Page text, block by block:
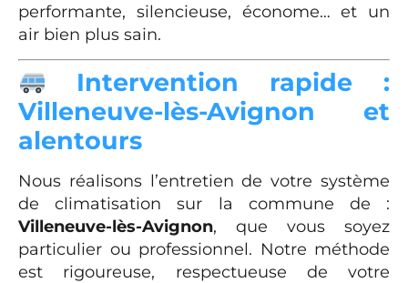
performante, silencieuse, économe… et un
air bien plus sain.
Intervention rapide :
Villeneuve-lès-Avignon et
alentours
Nous réalisons l’entretien de votre système
de climatisation sur la commune de :
Villeneuve-lès-Avignon, que vous soyez
particulier ou professionnel. Notre méthode
est rigoureuse, respectueuse de votre